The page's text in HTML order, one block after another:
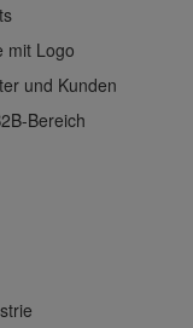
mit Logo
und Kunden
Bereich